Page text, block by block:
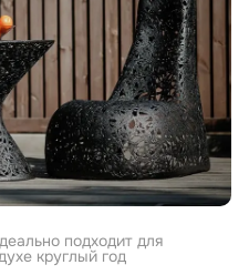
подходит для
круглый год